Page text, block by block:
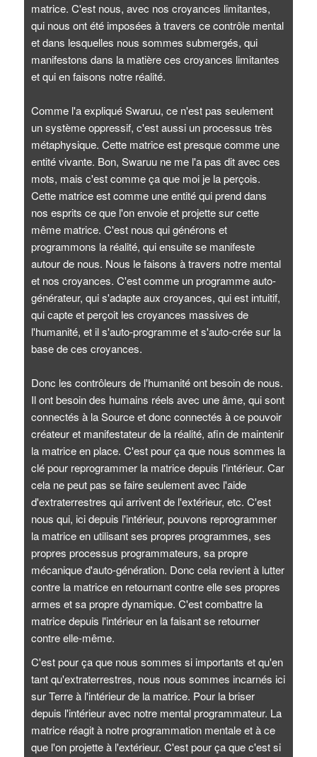
matrice. C'est nous, avec nos croyances limitantes,
qui nous ont été imposées à travers ce contrôle mental
et dans lesquelles nous sommes submergés, qui
manifestons dans la matière ces croyances limitantes
et qui en faisons notre réalité.
Comme l'a expliqué Swaruu, ce n'est pas seulement
un système oppressif, c'est aussi un processus très
métaphysique. Cette matrice est presque comme une
entité vivante. Bon, Swaruu ne me l'a pas dit avec ces
mots, mais c'est comme ça que moi je la perçois.
Cette matrice est comme une entité qui prend dans
nos esprits ce que l'on envoie et projette sur cette
même matrice. C'est nous qui générons et
programmons la réalité, qui ensuite se manifeste
autour de nous. Nous le faisons à travers notre mental
et nos croyances. C'est comme un programme auto-
générateur, qui s'adapte aux croyances, qui est intuitif,
qui capte et perçoit les croyances massives de
l'humanité, et il s'auto-programme et s'auto-crée sur la
base de ces croyances.
Donc les contrôleurs de l'humanité ont besoin de nous.
Il ont besoin des humains réels avec une âme, qui sont
connectés à la Source et donc connectés à ce pouvoir
créateur et manifestateur de la réalité, afin de maintenir
la matrice en place. C'est pour ça que nous sommes la
clé pour reprogrammer la matrice depuis l'intérieur. Car
cela ne peut pas se faire seulement avec l'aide
d'extraterrestres qui arrivent de l'extérieur, etc. C'est
nous qui, ici depuis l'intérieur, pouvons reprogrammer
la matrice en utilisant ses propres programmes, ses
propres processus programmateurs, sa propre
mécanique d'auto-génération. Donc cela revient à lutter
contre la matrice en retournant contre elle ses propres
armes et sa propre dynamique. C'est combattre la
matrice depuis l'intérieur en la faisant se retourner
contre elle-même.
C'est pour ça que nous sommes si importants et qu'en
tant qu'extraterrestres, nous nous sommes incarnés ici
sur Terre à l'intérieur de la matrice. Pour la briser
depuis l'intérieur avec notre mental programmateur. La
matrice réagit à notre programmation mentale et à ce
que l'on projette à l'extérieur. C'est pour ça que c'est si